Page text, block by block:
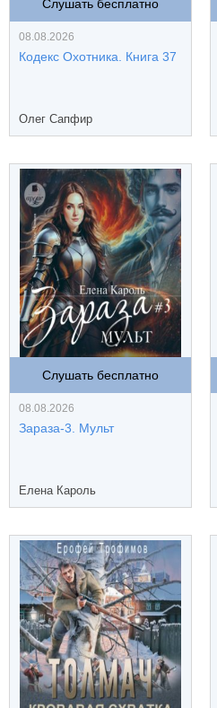
Слушать бесплатно
08.08.2026
Кодекс Охотника. Книга 37
Олег Сапфир
Слушать бесплатно
08.08.2026
Зараза-3. Мульт
Елена Кароль